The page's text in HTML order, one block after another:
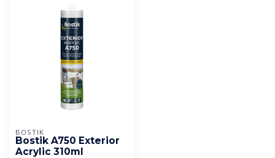
BOSTIK
Bostik A750 Exterior
Acrylic 310ml